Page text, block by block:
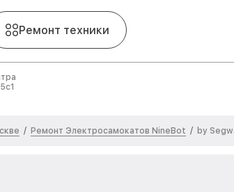
Ремонт техники
/ Ремонт Электросамокатов NineBot / by